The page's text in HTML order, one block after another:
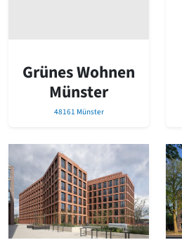
Über uns
Über baukunst-nrw
Fachbeirat
Freunde & Förderer
Impressum
Datenschutz
Suchbegriff eingeben
Grünes Wohnen
Münster
48161 Münster